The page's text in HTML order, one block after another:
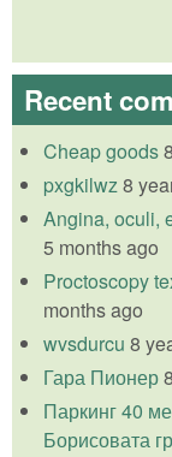
Recent
Cheap goods
pxgkilwz8
Angina, oculi,
5 months ago
Proctoscopy
months ago
wvsdurcu 8
Гара Пионер
Паркинг 40
Борисовата